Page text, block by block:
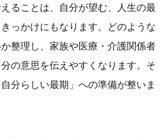
ることは、自分が望む、人生の最
っかけにもなります。どのような
整理し、家族や医療・介護関係者
の意思を伝えやすくなります。そ
分らしい最期」への準備が整いま